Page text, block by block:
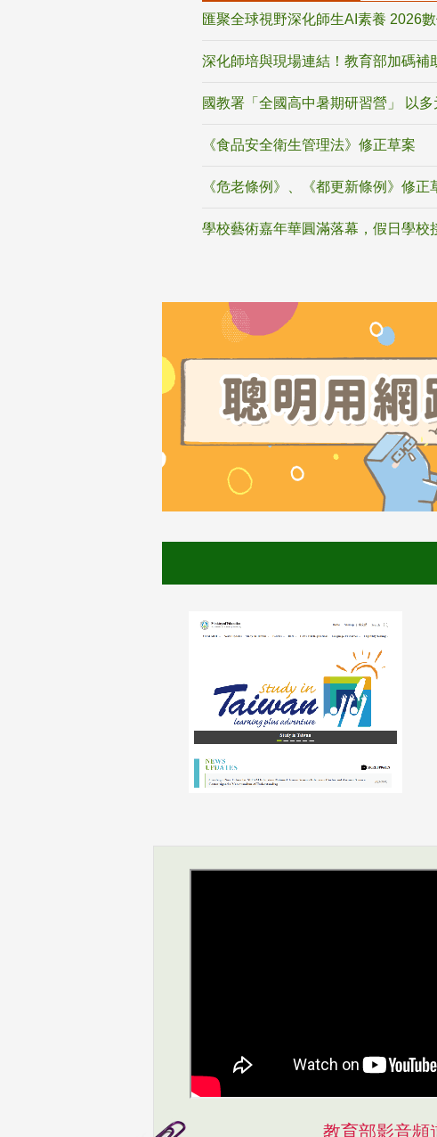
匯聚全球視野深化師生AI素養 2026
深化師培與現場連結！教育部加碼
國教署「全國高中暑期研習營」 以
《食品安全衛生管理法》修正草案
《危老條例》、《都更新條例》修正
學校藝術嘉年華圓滿落幕，假日學校
教育部影音頻